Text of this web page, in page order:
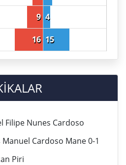
9 4
16 15
Filipe Nunes Cardoso
Manuel Cardoso Mane 0-1
Piri